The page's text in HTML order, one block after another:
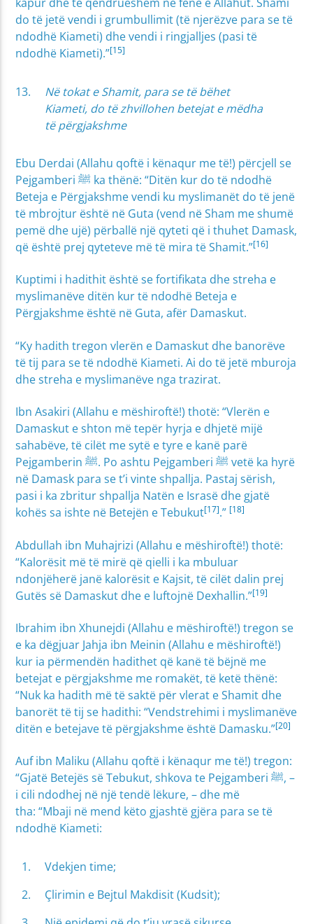
do të jetë vendi i grumbullimit (të njerëzve para se të
ndodhë Kiameti) dhe vendi i ringjalljes (pasi të
ndodhë Kiameti).”[15]
Në tokat e Shamit, para se të bëhet
Kiameti, do të zhvillohen betejat e mëdha
të përgjakshme
Ebu Derdai (Allahu qoftë i kënaqur me të!) përcjell se
Pejgamberi ﷺ ka thënë: “Ditën kur do të ndodhë
Beteja e Përgjakshme vendi ku myslimanët do të jenë
të mbrojtur është në Guta (vend në Sham me shumë
pemë dhe ujë) përballë një qyteti që i thuhet Damask,
që është prej qyteteve më të mira të Shamit.”[16]
Kuptimi i hadithit është se fortifikata dhe streha e
myslimanëve ditën kur të ndodhë Beteja e
Përgjakshme është në Guta, afër Damaskut.
“Ky hadith tregon vlerën e Damaskut dhe banorëve
të tij para se të ndodhë Kiameti. Ai do të jetë mburoja
dhe streha e myslimanëve nga trazirat.
Ibn Asakiri (Allahu e mëshiroftë!) thotë: “Vlerën e
Damaskut e shton më tepër hyrja e dhjetë mijë
sahabëve, të cilët me sytë e tyre e kanë parë
Pejgamberin ﷺ. Po ashtu Pejgamberi ﷺ vetë ka hyrë
në Damask para se t’i vinte shpallja. Pastaj sërish,
pasi i ka zbritur shpallja Natën e Israsë dhe gjatë
kohës sa ishte në Betejën e Tebukut[17].” [18]
Abdullah ibn Muhajrizi (Allahu e mëshiroftë!) thotë:
“Kalorësit më të mirë që qielli i ka mbuluar
ndonjëherë janë kalorësit e Kajsit, të cilët dalin prej
Gutës së Damaskut dhe e luftojnë Dexhallin.”[19]
Ibrahim ibn Xhunejdi (Allahu e mëshiroftë!) tregon se
e ka dëgjuar Jahja ibn Meinin (Allahu e mëshiroftë!)
kur ia përmendën hadithet që kanë të bëjnë me
betejat e përgjakshme me romakët, të ketë thënë:
“Nuk ka hadith më të saktë për vlerat e Shamit dhe
banorët të tij se hadithi: “Vendstrehimi i myslimanëve
ditën e betejave të përgjakshme është Damasku.”[20]
Auf ibn Maliku (Allahu qoftë i kënaqur me të!) tregon:
“Gjatë Betejës së Tebukut, shkova te Pejgamberi ﷺ, –
i cili ndodhej në një tendë lëkure, – dhe më
tha: “Mbaji në mend këto gjashtë gjëra para se të
ndodhë Kiameti:
Vdekjen time;
Çlirimin e Bejtul Makdisit (Kudsit);